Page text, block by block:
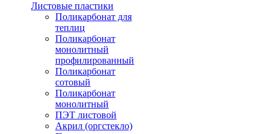
Листовые пластики
Поликарбонат для
теплиц
Поликарбонат
монолитный
профилированный
Поликарбонат
сотовый
Поликарбонат
монолитный
ПЭТ листовой
Акрил (оргстекло)